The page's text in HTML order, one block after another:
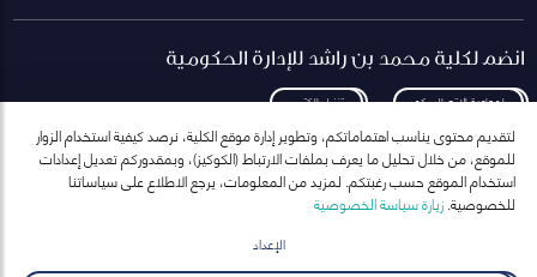
انضم لكلية محمد بن راشد للإدارة الحكومية
لمعاودة الاتصال بكم تنزيل الكتيب
انضم إلى قائمة مراسلاتنا
ارسال
لتقديم محتوى يناسب اهتماماتكم، وتطوير إدارة موقع الكلية، نرصد كيفية استخدام الزوار
للموقع، من خلال تحليل ما يعرف بملفات الارتباط (الكوكيز)، وبمقدوركم تعديل إعدادات
استخدام الموقع حسب رغبتكم. لمزيد من المعلومات، يرجع الاطلاع على سياساتنا
للخصوصية.زيارة سياسة الخصوصية
الإعداد